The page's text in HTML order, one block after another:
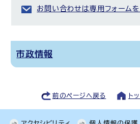
お問い合わせは専用フォームを
市政情報
前のページへ戻る ト